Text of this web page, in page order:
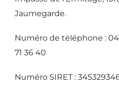
Jaumegarde.
Numéro de téléphone :
71 36 40
Numéro SIRET :